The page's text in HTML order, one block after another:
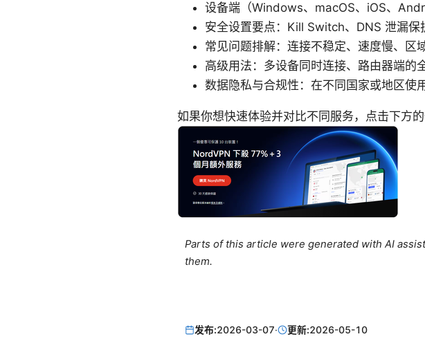
设备端（Windows、macOS、iOS、
安全设置要点：Kill Switch、DNS 泄漏保
常见问题排解：连接不稳定、速度慢、区
高级用法：多设备同时连接、路由器端的
数据隐私与合规性：在不同国家或地区使
如果你想快速体验并对比不同服务，点击下方
Parts of this article were generated with AI
them.
发布:2026-03-07· 更新:2026-05-10